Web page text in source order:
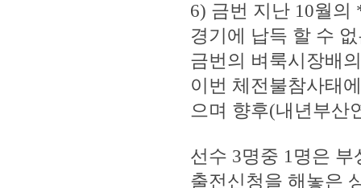
6) 금번 지난 10월의
경기에 납득 할 수
금번의 벼룩시장배
이번 체전불참사태
으며 향후(내년부산
선수 3명중 1명은
출전신청을 해놓은